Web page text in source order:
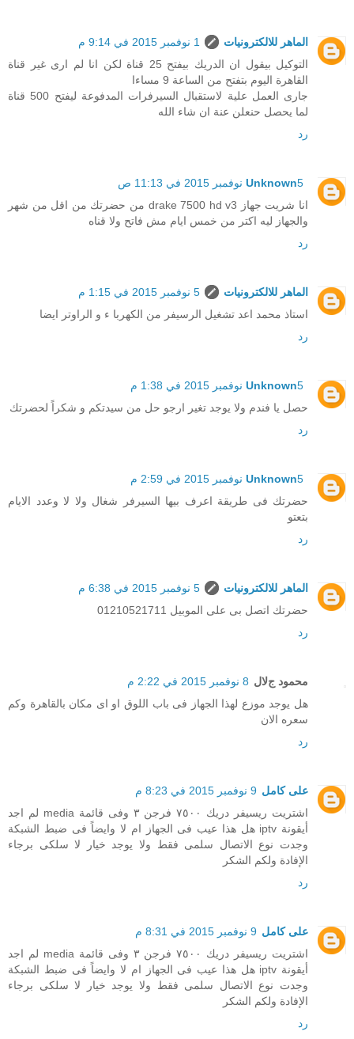
الماهر للالكترونيات
1 نوفمبر 2015 في 9:14 م
التوكيل بيقول ان الدريك بيفتح 25 قناة لكن انا لم ارى غير قناة
القاهرة اليوم بتفتح من الساعة 9 مساءا
جارى العمل علية لاستقبال السيرفرات المدفوعة ليفتح 500 قناة
لما يحصل حنعلن عنة ان شاء الله
رد
Unknown5 نوفمبر 2015 في 11:13 ص
انا شريت جهاز drake 7500 hd v3 من حضرتك من اقل من شهر
والجهاز ليه اكتر من خمس ايام مش فاتح ولا قناه
رد
الماهر للالكترونيات
5 نوفمبر 2015 في 1:15 م
استاذ محمد اعد تشغيل الرسيفر من الكهربا ء و الراوتر ايضا
رد
Unknown5 نوفمبر 2015 في 1:38 م
حصل يا فندم ولا يوجد تغير ارجو حل من سيدتكم و شكراً لحضرتك
رد
Unknown5 نوفمبر 2015 في 2:59 م
حضرتك فى طريقة اعرف بيها السيرفر شغال ولا لا وعدد الايام
بتعتو
رد
الماهر للالكترونيات
5 نوفمبر 2015 في 6:38 م
حضرتك اتصل بى على الموبيل 01210521711
رد
محمود جﻻل 8 نوفمبر 2015 في 2:22 م
هل يوجد موزع لهذا الجهاز فى باب اللوق او اى مكان بالقاهرة وكم
سعره اﻻن
رد
على كامل 9 نوفمبر 2015 في 8:23 م
اشتريت ريسيفر دريك ٧٥٠٠ فرجن ٣ وفى قائمة media لم اجد
أيقونة iptv هل هذا عيب فى الجهاز ام لا وايضاً فى ضبط الشبكة
وجدت نوع الاتصال سلمى فقط ولا يوجد خيار لا سلكى برجاء
الإفادة ولكم الشكر
رد
على كامل 9 نوفمبر 2015 في 8:31 م
اشتريت ريسيفر دريك ٧٥٠٠ فرجن ٣ وفى قائمة media لم اجد
أيقونة iptv هل هذا عيب فى الجهاز ام لا وايضاً فى ضبط الشبكة
وجدت نوع الاتصال سلمى فقط ولا يوجد خيار لا سلكى برجاء
الإفادة ولكم الشكر
رد